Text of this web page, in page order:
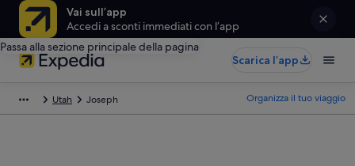
Vai sull’app
Accedi a sconti immediati con l’app
Passa alla sezione principale della pagina
Scarica l’app
Utah Joseph Organizza il tuo viaggio